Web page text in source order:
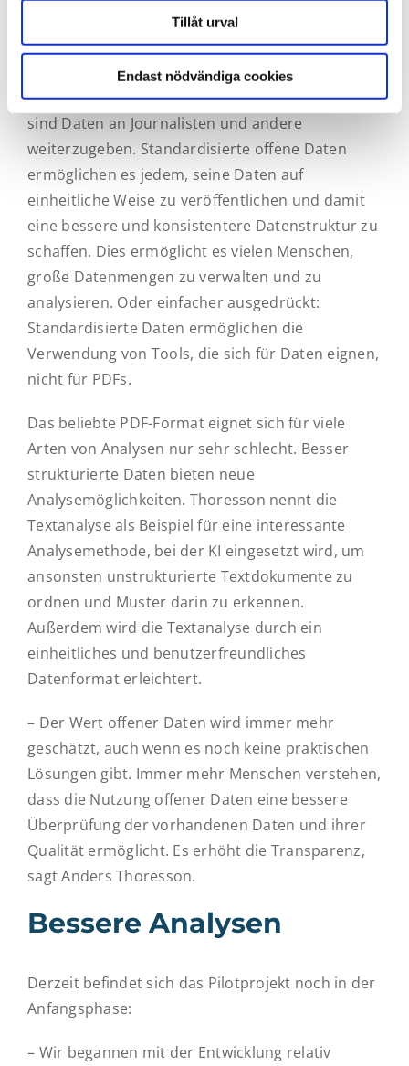
Tillåt urval
Endast nödvändiga cookies
Die Verwendung offener Daten steigert nicht nur
die Effizienz von Organisationen wie Gemeinden
und lokalen Verwaltungen die dazu verpflichtet
sind Daten an Journalisten und andere
weiterzugeben. Standardisierte offene Daten
ermöglichen es jedem, seine Daten auf
einheitliche Weise zu veröffentlichen und damit
eine bessere und konsistentere Datenstruktur zu
schaffen. Dies ermöglicht es vielen Menschen,
große Datenmengen zu verwalten und zu
analysieren. Oder einfacher ausgedrückt:
Standardisierte Daten ermöglichen die
Verwendung von Tools, die sich für Daten eignen,
nicht für PDFs.
Das beliebte PDF-Format eignet sich für viele
Arten von Analysen nur sehr schlecht. Besser
strukturierte Daten bieten neue
Analysemöglichkeiten. Thoresson nennt die
Textanalyse als Beispiel für eine interessante
Analysemethode, bei der KI eingesetzt wird, um
ansonsten unstrukturierte Textdokumente zu
ordnen und Muster darin zu erkennen.
Außerdem wird die Textanalyse durch ein
einheitliches und benutzerfreundliches
Datenformat erleichtert.
– Der Wert offener Daten wird immer mehr
geschätzt, auch wenn es noch keine praktischen
Lösungen gibt. Immer mehr Menschen verstehen,
dass die Nutzung offener Daten eine bessere
Überprüfung der vorhandenen Daten und ihrer
Qualität ermöglicht. Es erhöht die Transparenz,
sagt Anders Thoresson.
Bessere Analysen
Derzeit befindet sich das Pilotprojekt noch in der
Anfangsphase:
– Wir begannen mit der Entwicklung relativ